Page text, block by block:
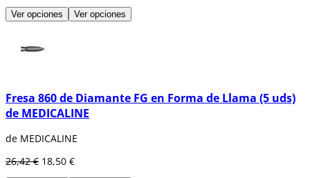
Ver opciones Ver opciones
Fresa 860 de Diamante FG en Forma de Llama (5 uds)
de MEDICALINE
de MEDICALINE
26,42 € 18,50 €